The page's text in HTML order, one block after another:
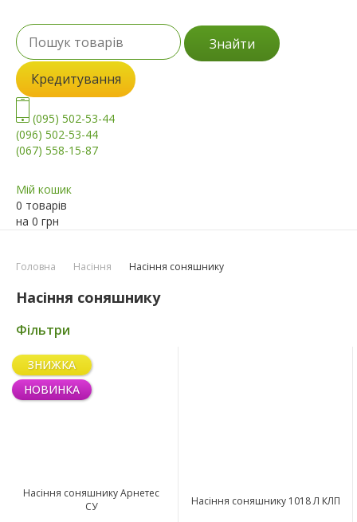
Знайти
Кредитування
(095) 502-53-44
(096) 502-53-44
(067) 558-15-87
Мій кошик
0 товарів
на 0 грн
Головна Насіння Насіння соняшнику
Насіння соняшнику
Фільтри
ЗНИЖКА
НОВИНКА
Насіння соняшнику Арнетес
СУ
Насіння соняшнику 1018 Л КЛП